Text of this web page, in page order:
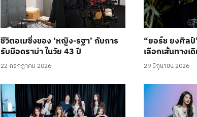
ชีวิตอเมซิ่งของ ‘หญิง-รฐา’ กับการ
รับมือดราม่า ในวัย 43 ปี
22 กรกฎาคม 2026
“ยอร์ช ยงศิล
เลือกเส้นทางเ
29 มิถุนายน 2026